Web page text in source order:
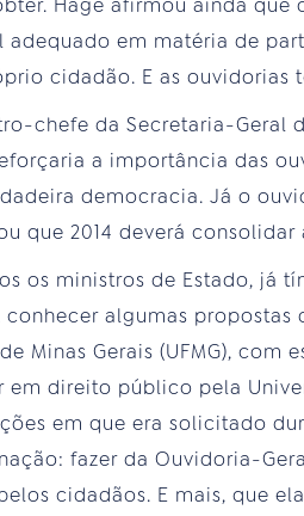
adequado em matéria de
cidadão. E as ouvidorias
chefe da Secretaria-Geral
a importância das
democracia. Já o
que 2014 deverá
os ministros de Estado, já
conhecer algumas
Minas Gerais (UFMG),
em direito público pela
em que era solicitado
fazer da Ouvidoria-
cidadãos. E mais, que